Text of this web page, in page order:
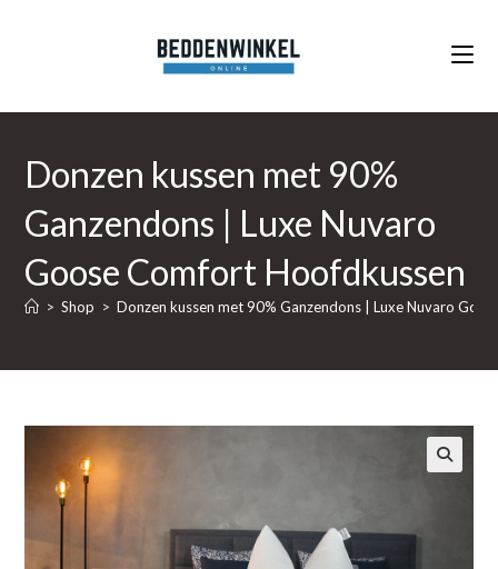
Donzen kussen met 90%
Ganzendons | Luxe Nuvaro
Goose Comfort Hoofdkussen
> Shop > Donzen kussen met 90% Ganzendons | Luxe Nuvaro